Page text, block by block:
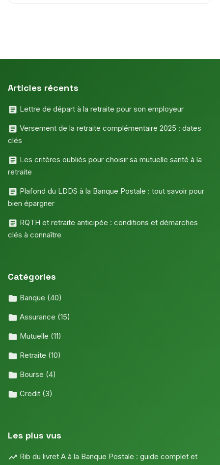
Articles récents
Lettre de départ à la retraite pour son employeur
Versement de la retraite complémentaire 2025 : dates
clés
Les critères oubliés pour choisir sa mutuelle santé à la
retraite
Plafond du LDDS à la Banque Postale : tout savoir pour
bien épargner
RQTH et retraite anticipée : conditions et démarches
clés à connaître
Catégories
Banque (40)
Assurance (15)
Mutuelle (11)
Retraite (10)
Bourse (4)
Credit (3)
Les plus vus
Rib du livret A à la Banque Postale : guide complet et